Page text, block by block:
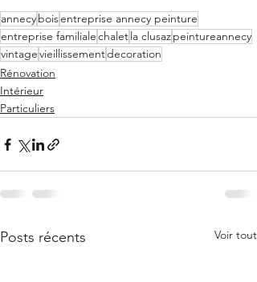
annecyboisentreprise annecy peinture
entreprise familialechaletla clusazpeintureannecy
vintagevieillissementdecoration
Rénovation
Intérieur
Particuliers
Posts récents Voir tout